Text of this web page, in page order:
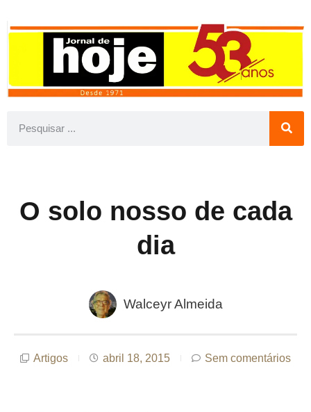
O solo nosso de cada
dia
Walceyr Almeida
Artigos abril 18, 2015 Sem comentários